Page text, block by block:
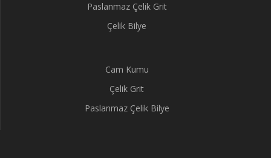
Paslanmaz Çelik Grit
Çelik Bilye
Cam Kumu
Çelik Grit
Paslanmaz Çelik Bilye